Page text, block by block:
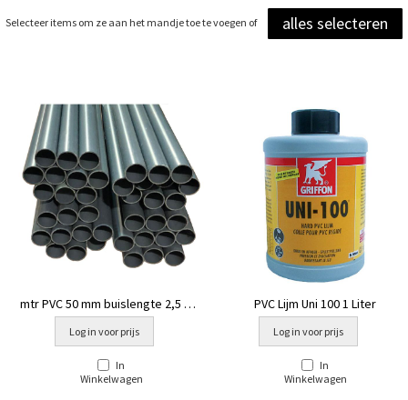
Selecteer items om ze aan het mandje toe te voegen of alles selecteren
mtr PVC 50 mm buislengte 2,5 mtr
ND10
Log in voor prijs
In
Winkelwagen
PVC Lijm Uni 100 1 Liter
Log in voor prijs
In
Winkelwagen